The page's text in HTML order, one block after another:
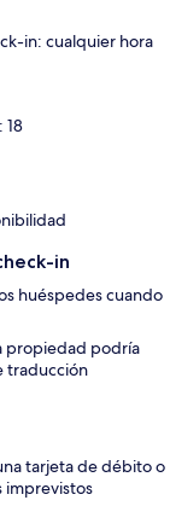
in: cualquier hora
18
in
huéspedes cuando
propiedad podría
traducción
tarjeta de débito o
imprevistos